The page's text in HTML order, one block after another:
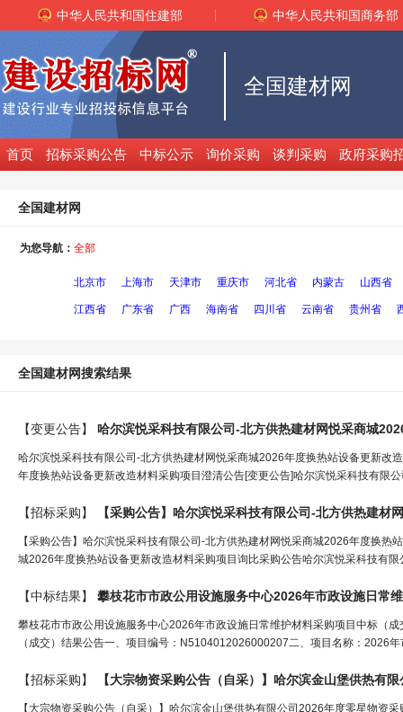
中华人民共和国住建部 中华人民共和国商务部
全国建材网
首页 招标采购公告 中标公示 询价采购 谈判采购 政府采购
全国建材网
为您导航： 全部
北京市 上海市 天津市 重庆市 河北省 内蒙古 山西省
江西省 广东省 广西 海南省 四川省 云南省 贵州省
全国建材网搜索结果
【变更公告】 哈尔滨悦采科技有限公司-北方供热建材网悦采商城2026
哈尔滨悦采科技有限公司-北方供热建材网悦采商城2026年度换热站设备更新改
年度换热站设备更新改造材料采购项目澄清公告[变更公告]哈尔滨悦采科技有限
【招标采购】 【采购公告】哈尔滨悦采科技有限公司-北方供热建材网
【采购公告】哈尔滨悦采科技有限公司-北方供热建材网悦采商城2026年度换
城2026年度换热站设备更新改造材料采购项目询比采购公告哈尔滨悦采科技有
【中标结果】 攀枝花市市政公用设施服务中心2026年市政设施日常
攀枝花市市政公用设施服务中心2026年市政设施日常维护材料采购项目中标（
（成交）结果公告一、项目编号：N5104012026000207二、项目名称：2026
【招标采购】 【大宗物资采购公告（自采）】哈尔滨金山堡供热有
【大宗物资采购公告（自采）】哈尔滨金山堡供热有限公司2026年度零星物资